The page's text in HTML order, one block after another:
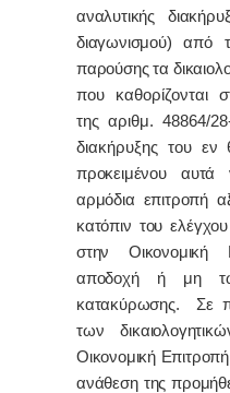
αναλυτικής
διαγωνισμού) από
παρούσης τα
που καθορίζονται
της αριθμ. 48864/
διακήρυξης του εν
προκειμένου
αρμόδια επιτροπή
κατόπιν του
στην Οικονομική
αποδοχή ή μη των
κατακύρωσης. Σε
των
Οικονομική
ανάθεση της